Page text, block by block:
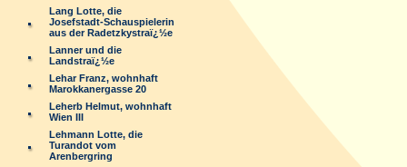
Lang Lotte, die
Josefstadt-Schauspielerin
aus der Radetzkystraï¿½e
Lanner und die
Landstraï¿½e
Lehar Franz, wohnhaft
Marokkanergasse 20
Leherb Helmut, wohnhaft
Wien III
Lehmann Lotte, die
Turandot vom
Arenbergring